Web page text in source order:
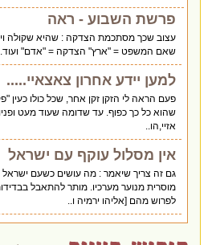
פרשת השבוע - ראה
עצוב שכך מסתכמת הצדקה : שהיא שקולה
שאם המשפט = "ארץ" הצדקה = "אדם"
למען יידע אחרון צאצאיי.....
פעם הראה לי הזקן זקן אחר, שכל כולו כעין
שהוא כל כך כפוף. עד שדומה שעוד מעט
אזיי,הו..
אין מסלול עוקף עם ישראל
גם זה צריך שיאמר : מה עושים כשעם ישראל
מוסרית מנוער מערכיו. מותר להתאבל
לפרוש מהם [אליהו ירמיה ו..